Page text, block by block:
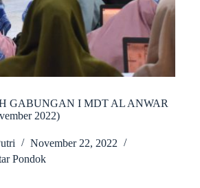
GABUNGAN I MDT AL ANWAR
2022)
November 22, 2022
Pondok